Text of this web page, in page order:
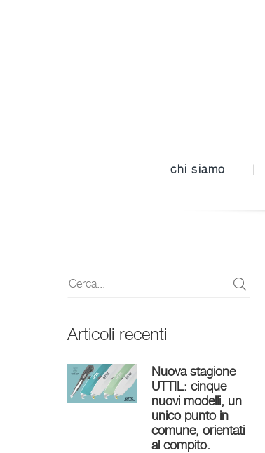
chi siamo
Articoli recenti
Nuova stagione
UTTIL: cinque
nuovi modelli, un
unico punto in
comune, orientati
al compito.